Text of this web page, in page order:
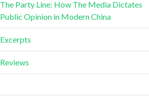
The Party Line: How The Media Dictates
Public Opinion in Modern China
Excerpts
Reviews